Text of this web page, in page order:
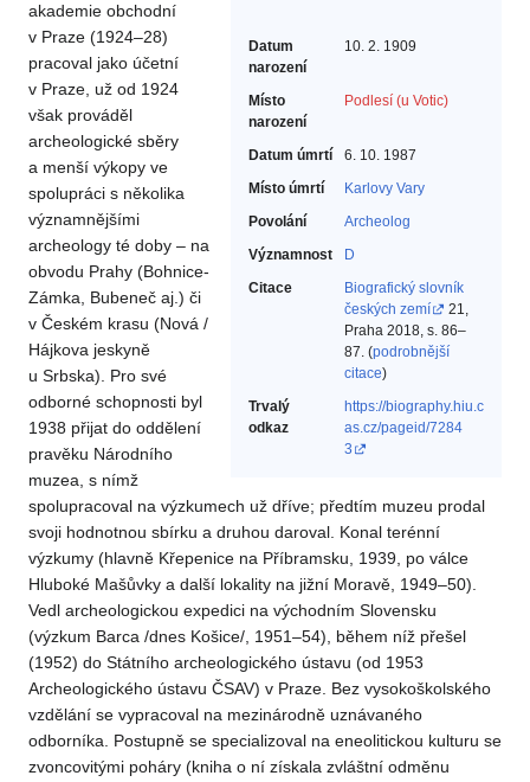
Datum
narození
10. 2. 1909
Místo
narození
Podlesí (u Votic)
Datum úmrtí
6. 10. 1987
Místo úmrtí
Karlovy Vary
Povolání
Archeolog‎
Významnost
D
Citace
Biografický slovník
českých zemí
21,
Praha 2018, s. 86–
87. (podrobnější
citace)
Trvalý
odkaz
https://biography.hiu.c
as.cz/pageid/7284
3
akademie obchodní
v Praze (1924–28)
pracoval jako účetní
v Praze, už od 1924
však prováděl
archeologické sběry
a menší výkopy ve
spolupráci s několika
významnějšími
archeology té doby – na
obvodu Prahy (Bohnice-
Zámka, Bubeneč aj.) či
v Českém krasu (Nová /
Hájkova jeskyně
u Srbska). Pro své
odborné schopnosti byl
1938 přijat do oddělení
pravěku Národního
muzea, s nímž
spolupracoval na výzkumech už dříve; předtím muzeu prodal
svoji hodnotnou sbírku a druhou daroval. Konal terénní
výzkumy (hlavně Křepenice na Příbramsku, 1939, po válce
Hluboké Mašůvky a další lokality na jižní Moravě, 1949–50).
Vedl archeologickou expedici na východním Slovensku
(výzkum Barca /dnes Košice/, 1951–54), během níž přešel
(1952) do Státního archeologického ústavu (od 1953
Archeologického ústavu ČSAV) v Praze. Bez vysokoškolského
vzdělání se vypracoval na mezinárodně uznávaného
odborníka. Postupně se specializoval na eneolitickou kulturu se
zvoncovitými poháry (kniha o ní získala zvláštní odměnu